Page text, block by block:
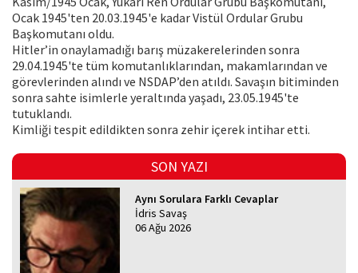
Ocak 1945'ten 20.03.1945'e kadar Vistül Ordular Grubu
Başkomutanı oldu.
Hitler’in onaylamadığı barış müzakerelerinden sonra
29.04.1945'te tüm komutanlıklarından, makamlarından ve
görevlerinden alındı ve NSDAP’den atıldı. Savaşın bitiminden
sonra sahte isimlerle yeraltında yaşadı, 23.05.1945'te
tutuklandı.
Kimliği tespit edildikten sonra zehir içerek intihar etti.
SON YAZI
Aynı Sorulara Farklı Cevaplar
İdris Savaş
06 Ağu 2026